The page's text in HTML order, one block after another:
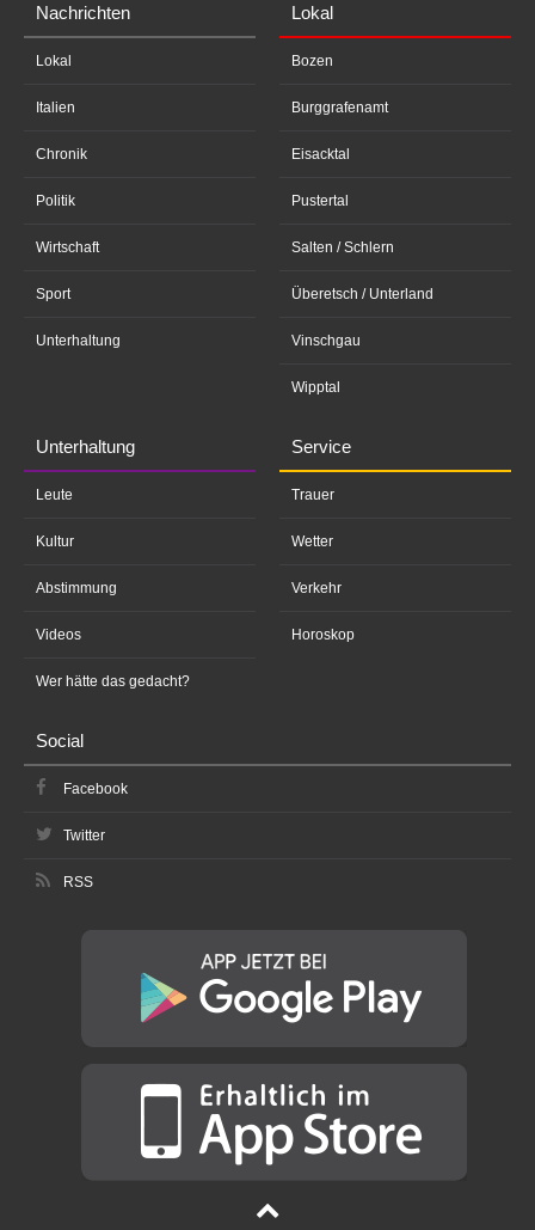
Nachrichten
Lokal
Italien
Chronik
Politik
Wirtschaft
Sport
Unterhaltung
Lokal
Bozen
Burggrafenamt
Eisacktal
Pustertal
Salten / Schlern
Überetsch / Unterland
Vinschgau
Wipptal
Unterhaltung
Leute
Kultur
Abstimmung
Videos
Wer hätte das gedacht?
Service
Trauer
Wetter
Verkehr
Horoskop
Social
Facebook
Twitter
RSS